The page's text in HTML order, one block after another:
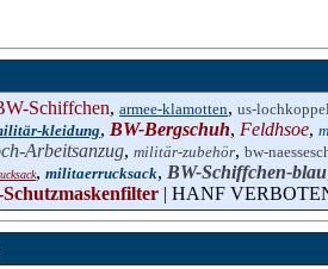
Schiffchen, armee-klamotten, us-
kleidung, BW-Bergschuh, Feldhsoe,
Arbeitsanzug, militär-zubehör, bw-
, militaerrucksack, BW-Schiffchen-blau
| HANF